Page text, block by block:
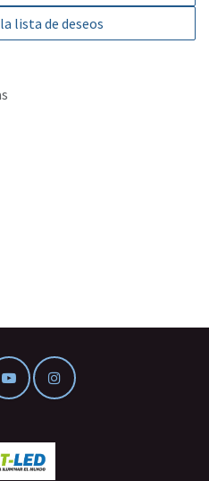
lista de deseos